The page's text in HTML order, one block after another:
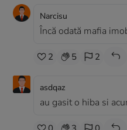
Narcisu
Încă odată mafia
2 5 2
asdqaz
au gasit o hiba si